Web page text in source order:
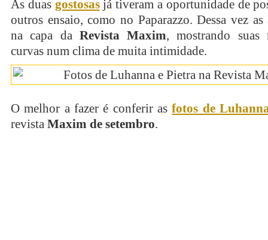
As duas gostosasjá tiveram a oportunidade de
outros ensaio, como no Paparazzo. Dessa vez as
na capa da Revista Maxim, mostrando suas
curvas num clima de muita intimidade.
O melhor a fazer é conferir asfotos de
revista Maxim de setembro.